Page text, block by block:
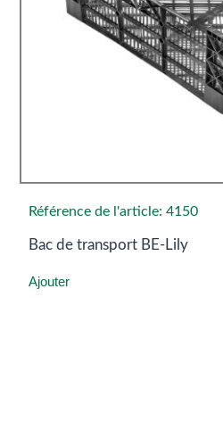
Référence de l'article: 4150
Bac de transport BE-Lily
Ajouter